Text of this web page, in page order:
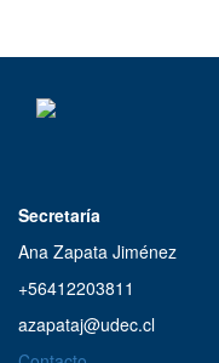
Secretaría
Ana Zapata Jiménez
+56412203811
azapataj@udec.cl